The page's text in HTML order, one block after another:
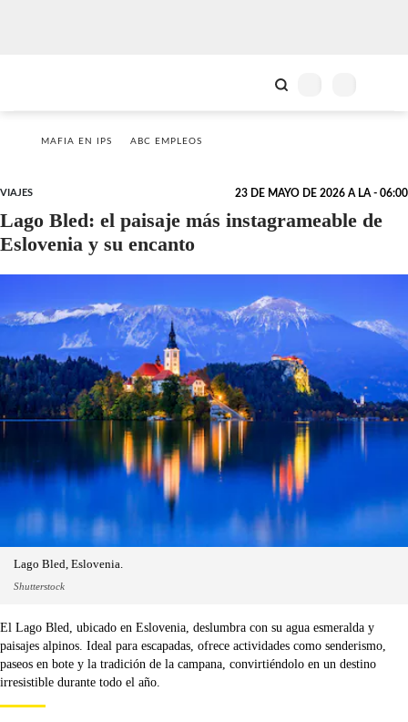
MAFIA EN IPS ABC EMPLEOS
VIAJES 23 DE MAYO DE 2026 A LA - 06:00
Lago Bled: el paisaje más instagrameable de
Eslovenia y su encanto
Lago Bled, Eslovenia.
Shutterstock
El Lago Bled, ubicado en Eslovenia, deslumbra con su agua esmeralda y
paisajes alpinos. Ideal para escapadas, ofrece actividades como senderismo,
paseos en bote y la tradición de la campana, convirtiéndolo en un destino
irresistible durante todo el año.